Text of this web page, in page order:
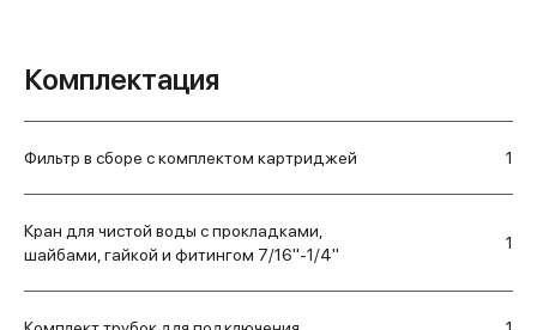
Комплектация
Фильтр в сборе с комплектом картриджей 1
Кран для чистой воды с прокладками,
шайбами, гайкой и фитингом 7/16"-1/4"
1